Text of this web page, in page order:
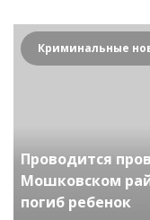
Проводится
Мошковском
погиб ребенок